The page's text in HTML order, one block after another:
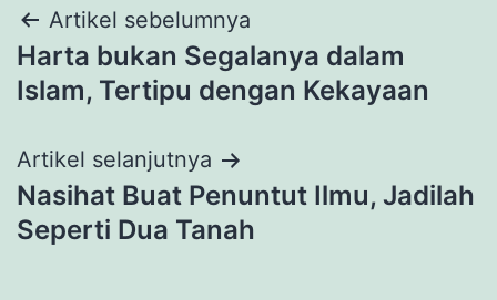
Navigasi
pos
Artikel sebelumnya
Harta bukan Segalanya dalam
Islam, Tertipu dengan Kekayaan
Artikel selanjutnya
Nasihat Buat Penuntut Ilmu, Jadilah
Seperti Dua Tanah